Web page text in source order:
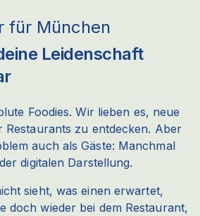
für München
Leidenschaft
Foodies. Wir lieben es, neue
Restaurants zu entdecken. Aber
auch als Gäste: Manchmal
digitalen Darstellung.
sieht, was einen erwartet,
doch wieder bei dem Restaurant,